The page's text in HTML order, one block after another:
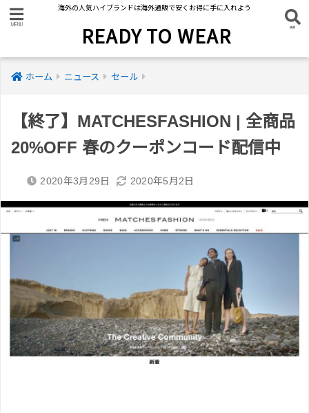
海外の人気ハイブランドは海外通販で安くお得に手に入れよう
READY TO WEAR
ホーム ニュース セール
【終了】MATCHESFASHION | 全商品
20%OFF 春のクーポンコード配信中
2020年3月29日 2020年5月2日